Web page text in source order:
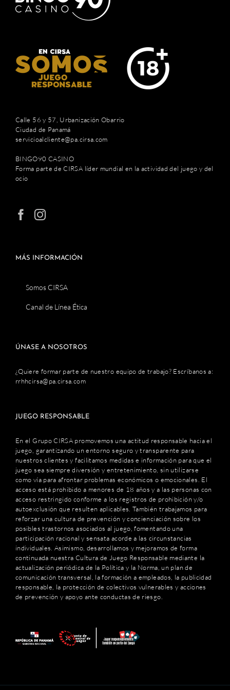
Calle 56 y 57, Urbanización Obarrio
Ciudad de Panamá
servicioalcliente@pa.cirsa.com
BINGO90 CASINO
Forma parte de CIRSA líder mundial en la actividad del juego y del
ocio
MÁS INFORMACIÓN
Somos CIRSA
Canal de Línea Ética
ÚNASE A NOSOTROS
¿Quiere formar parte de nuestro equipo de trabajo? Escríbanos a:
rrhhcirsa@pa.cirsa.com
JUEGO RESPONSABLE
En el Grupo CIRSA promovemos una actitud responsable hacia el
juego, garantizando un entorno seguro y transparente para
nuestros clientes y facilitamos medidas e información para que el
juego sea siempre diversión y entretenimiento, sin utilizarse
como vía para afrontar problemas económicos o emocionales. El
acceso está prohibido a menores de 18 años y a las personas con
acceso restringido conforme a los registros de prohibición y/o
autoexclusión que resulten aplicables. También trabajamos para
reforzar una cultura de prevención y concienciación sobre los
posibles trastornos asociados al juego, fomentando una
participación racional y sensata acorde a las circunstancias
individuales. Asimismo, desarrollamos y mejoramos de forma
continuada nuestra Cultura de Juego Responsable mediante la
actualización periódica de la Política y la Norma, un plan de
comunicación transversal, la formación a empleados, la publicidad
responsable, la protección de colectivos vulnerables y acciones
de prevención y apoyo ante conductas de riesgo.